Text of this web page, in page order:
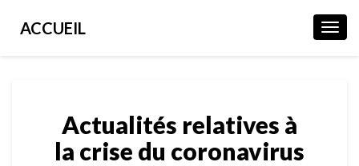
ACCUEIL
Actualités relatives à
la crise du coronavirus